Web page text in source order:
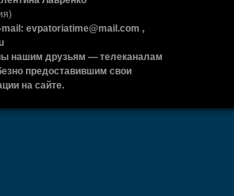
mail: evpatoriatime@mail.com ,
нашим друзьям — телеканалам
предоставившим свои
на сайте.